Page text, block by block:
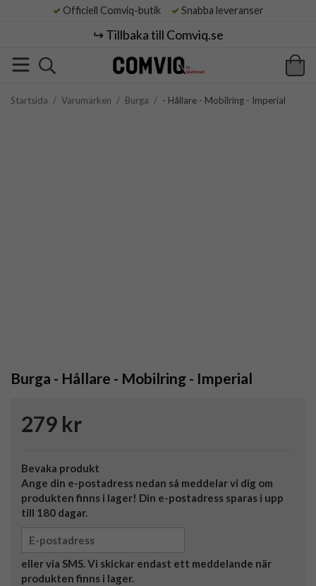
Officiell Comviq-butik Snabba leveranser
↪️ Tillbaka till Comviq.se
Startsida / Varumärken / Burga / - Hållare - Mobilring - Imperial
Burga - Hållare - Mobilring - Imperial
279 kr
Bevaka produkt
Ange din e-postadress nedan så meddelar vi dig om
produkten finns i lager! Din e-postadress sparas i upp
till 180 dagar.
eller via SMS. Vi skickar endast ett meddelande när
produkten finns i lager.